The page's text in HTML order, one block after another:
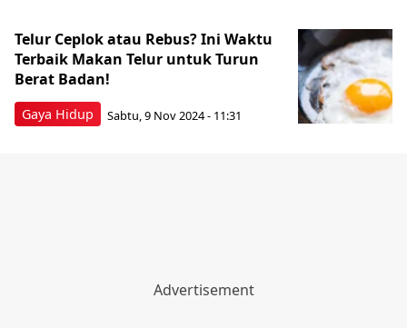
Gaya Hidup
Telur Ceplok atau Rebus? Ini Waktu
Terbaik Makan Telur untuk Turun
Berat Badan!
Sabtu, 9 Nov 2024 - 11:31